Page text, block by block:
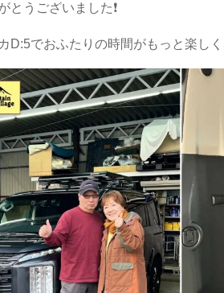
とうございました❗
D:5でおふたりの時間がもっと楽し